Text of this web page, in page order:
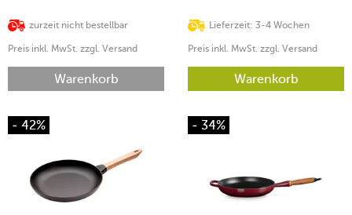
zurzeit nicht bestellbar
Preis inkl. MwSt. zzgl. Versand
Warenkorb
Lieferzeit: 3-4 Wochen
Preis inkl. MwSt. zzgl. Versand
Warenkorb
- 42% - 34%